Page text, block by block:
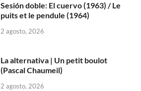
Sesión doble: El cuervo (1963) / Le
puits et le pendule (1964)
2 agosto, 2026
La alternativa | Un petit boulot
(Pascal Chaumeil)
2 agosto, 2026